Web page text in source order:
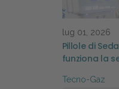
lug 01, 2026
Pillole di
funziona la
Tecno-Gaz